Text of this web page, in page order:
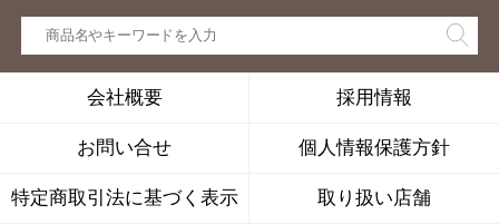
会社概要 採用情報
お問い合せ 個人情報保護方針
特定商取引法に基づく表示 取り扱い店舗